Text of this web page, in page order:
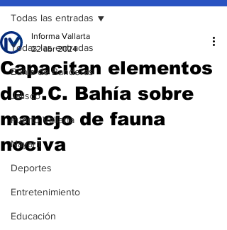
Todas las entradas
Bahía de Banderas
Jalisco
Puerto Vallarta
Nayarit
Deportes
Entretenimiento
Educación
Todas las entradas
Capacitan elementos
de P.C. Bahía sobre
manejo de fauna
nociva
Informa Vallarta
22 abr 2024